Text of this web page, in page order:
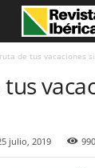
de tus vacaciones
julio, 2019 990